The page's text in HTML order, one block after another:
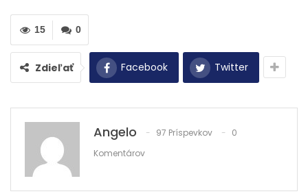
0
15
Zdieľať Facebook Twitter
Angelo 97 Príspevkov
0
Komentárov